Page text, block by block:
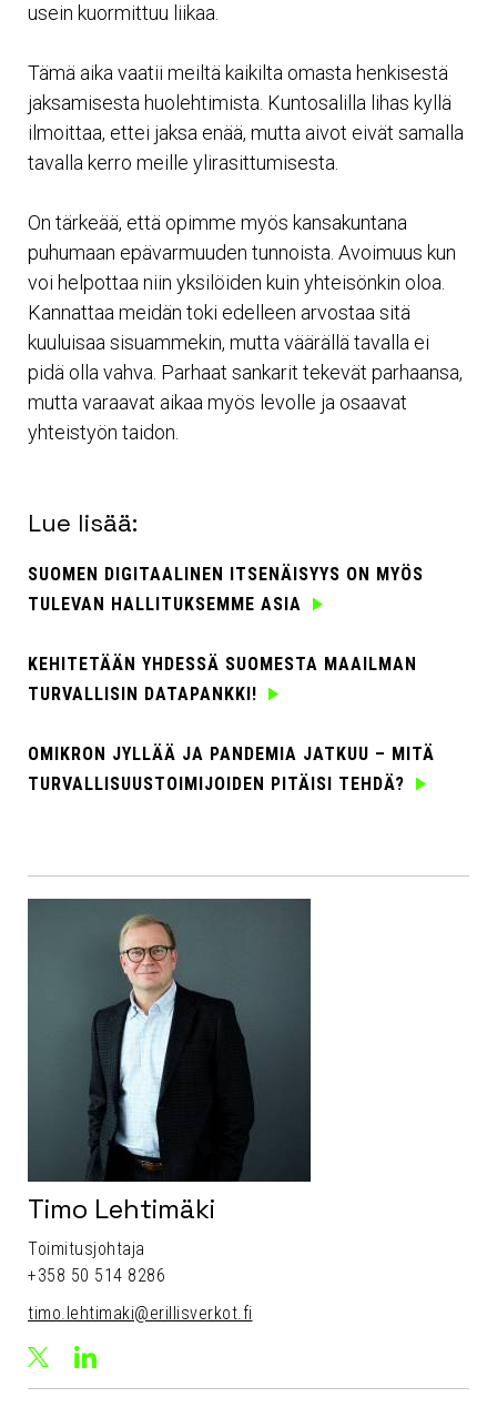
usein kuormittuu liikaa.
Tämä aika vaatii meiltä kaikilta omasta henkisestä
jaksamisesta huolehtimista. Kuntosalilla lihas kyllä
ilmoittaa, ettei jaksa enää, mutta aivot eivät samalla
tavalla kerro meille ylirasittumisesta.
On tärkeää, että opimme myös kansakuntana
puhumaan epävarmuuden tunnoista. Avoimuus kun
voi helpottaa niin yksilöiden kuin yhteisönkin oloa.
Kannattaa meidän toki edelleen arvostaa sitä
kuuluisaa sisuammekin, mutta väärällä tavalla ei
pidä olla vahva. Parhaat sankarit tekevät parhaansa,
mutta varaavat aikaa myös levolle ja osaavat
yhteistyön taidon.
Lue lisää:
SUOMEN DIGITAALINEN ITSENÄISYYS ON MYÖS
TULEVAN HALLITUKSEMME ASIA
KEHITETÄÄN YHDESSÄ SUOMESTA MAAILMAN
TURVALLISIN DATAPANKKI!
OMIKRON JYLLÄÄ JA PANDEMIA JATKUU – MITÄ
TURVALLISUUSTOIMIJOIDEN PITÄISI TEHDÄ?
Timo Lehtimäki
Toimitusjohtaja
+358 50 514 8286
timo.lehtimaki@erillisverkot.fi
Lehtimäki